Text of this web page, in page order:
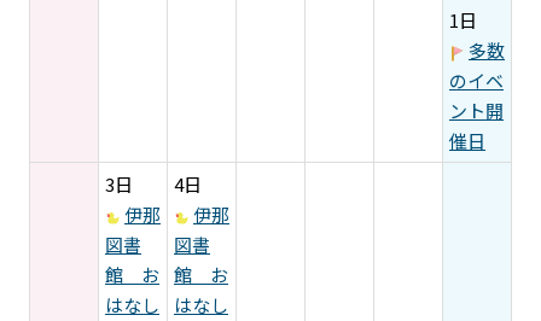
1日
多数
のイベ
ント開
催日
3日
伊那
図書
館 お
はなし
4日
伊那
図書
館 お
はなし